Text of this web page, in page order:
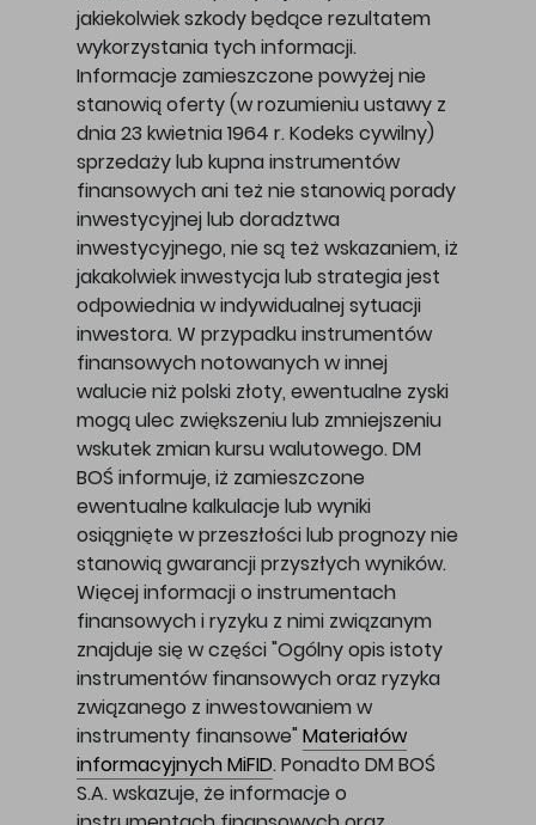
jakiekolwiek szkody będące rezultatem
wykorzystania tych informacji.
Informacje zamieszczone powyżej nie
stanowią oferty (w rozumieniu ustawy z
dnia 23 kwietnia 1964 r. Kodeks cywilny)
sprzedaży lub kupna instrumentów
finansowych ani też nie stanowią porady
inwestycyjnej lub doradztwa
inwestycyjnego, nie są też wskazaniem, iż
jakakolwiek inwestycja lub strategia jest
odpowiednia w indywidualnej sytuacji
inwestora. W przypadku instrumentów
finansowych notowanych w innej
walucie niż polski złoty, ewentualne zyski
mogą ulec zwiększeniu lub zmniejszeniu
wskutek zmian kursu walutowego. DM
BOŚ informuje, iż zamieszczone
ewentualne kalkulacje lub wyniki
osiągnięte w przeszłości lub prognozy nie
stanowią gwarancji przyszłych wyników.
Więcej informacji o instrumentach
finansowych i ryzyku z nimi związanym
znajduje się w części "Ogólny opis istoty
instrumentów finansowych oraz ryzyka
związanego z inwestowaniem w
instrumenty finansowe" Materiałów
informacyjnych MiFID. Ponadto DM BOŚ
S.A. wskazuje, że informacje o